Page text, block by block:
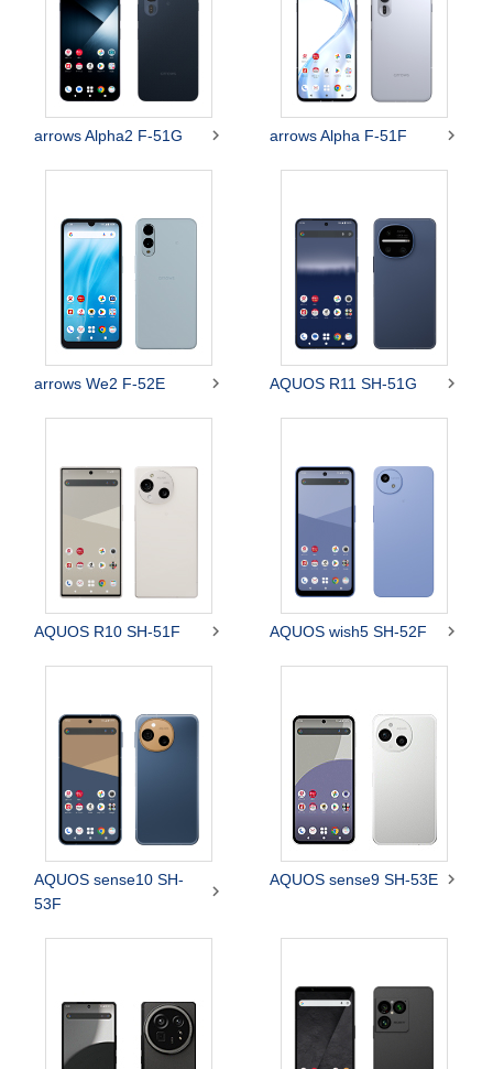
arrows Alpha2 F-51G  arrows Alpha F-51F 
arrows We2 F-52E  AQUOS R11 SH-51G 
AQUOS R10 SH-51F  AQUOS wish5 SH-52F 
AQUOS sense10 SH-
53F

AQUOS sense9 SH-53E 